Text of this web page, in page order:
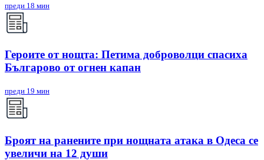
преди 18 мин
Героите от нощта: Петима доброволци спасиха
Българово от огнен капан
преди 19 мин
Броят на ранените при нощната атака в Одеса се
увеличи на 12 души